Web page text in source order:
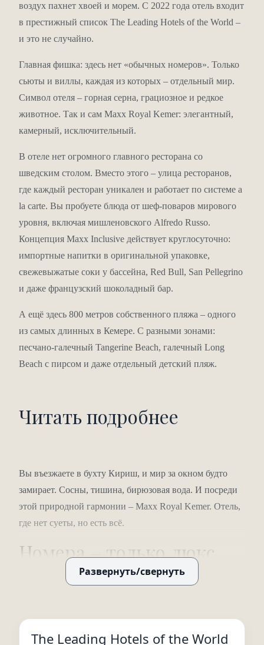
воздух пахнет хвоей и морем. С 2022 года отель входит
в престижный список The Leading Hotels of the World –
и это не случайно.
Главная фишка: здесь нет «обычных номеров». Только
сьюты и виллы, каждая из которых – отдельный мир.
Символ отеля – горная серна, грациозное и редкое
животное. Так и сам Maxx Royal Kemer: элегантный,
камерный, исключительный.
В отеле нет огромного главного ресторана со
шведским столом. Вместо этого – улица ресторанов,
где каждый ресторан уникален и работает по системе a
la carte. Вы пробуете блюда от шеф-поваров мирового
уровня, включая мишленовского Alfredo Russo.
Концепция Maxx Inclusive действует круглосуточно:
импортные напитки в оригинальной упаковке,
свежевыжатые соки у бассейна, Red Bull, San Pellegrino
и даже французский шоколадный бар.
А ещё здесь 800 метров собственного пляжа – одного
из самых длинных в Кемере. С разными зонами:
песчано-галечный Tangerine Beach, галечный Long
Beach с пирсом и даже отдельный детский пляж.
Читать подробнее
Вы въезжаете в бухту Кириш, и мир за окном будто
замирает. Сосны, тишина, бирюзовая вода. И посреди
этой природной гармонии – Maxx Royal Kemer. Отель,
где нет суеты, но есть всё.
Номера – только люкс,
только
Здесь вы не найдёте «стандарт». Только сьюты и
Развернуть/свернуть
The Leading Hotels of the World